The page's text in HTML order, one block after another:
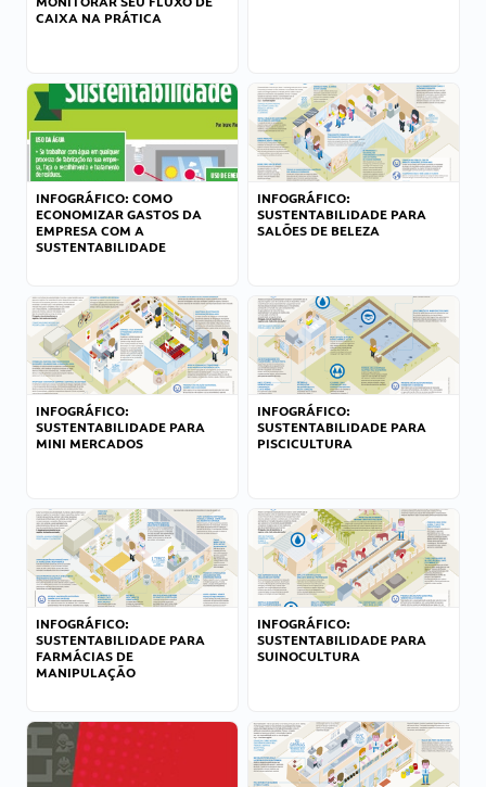
CAIXA NA PRÁTICA
INFOGRÁFICO: COMO
ECONOMIZAR GASTOS DA
EMPRESA COM A
SUSTENTABILIDADE
INFOGRÁFICO:
SUSTENTABILIDADE PARA
SALÕES DE BELEZA
INFOGRÁFICO:
SUSTENTABILIDADE PARA
MINI MERCADOS
INFOGRÁFICO:
SUSTENTABILIDADE PARA
PISCICULTURA
INFOGRÁFICO:
SUSTENTABILIDADE PARA
FARMÁCIAS DE
MANIPULAÇÃO
INFOGRÁFICO:
SUSTENTABILIDADE PARA
SUINOCULTURA